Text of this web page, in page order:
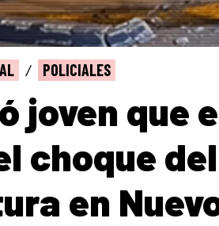
POLICIALES
joven que
choque
en